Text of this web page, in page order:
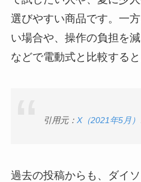
選びやすい商品です。一
い場合や、操作の負担を
などで電動式と比較すると
引用元： X（2021年5月）
過去の投稿からも、ダイ